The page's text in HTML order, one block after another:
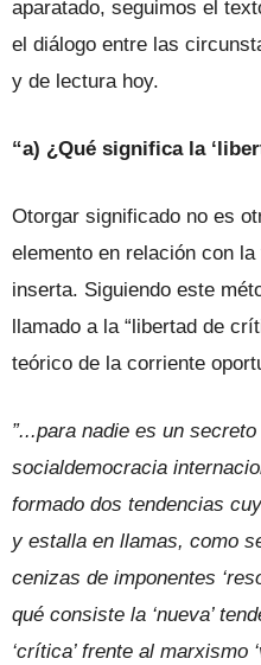
aparatado, seguimos el
el diálogo entre las
y de lectura hoy.
“a) ¿Qué significa la
Otorgar significado no es
elemento en relación con
inserta. Siguiendo este
llamado a la “libertad de
teórico de la corriente
”...para nadie es un
socialdemocracia
formado dos tendencias
y estalla en llamas, como
cenizas de imponentes
qué consiste la ‘nueva’
‘crítica’ frente al marxismo